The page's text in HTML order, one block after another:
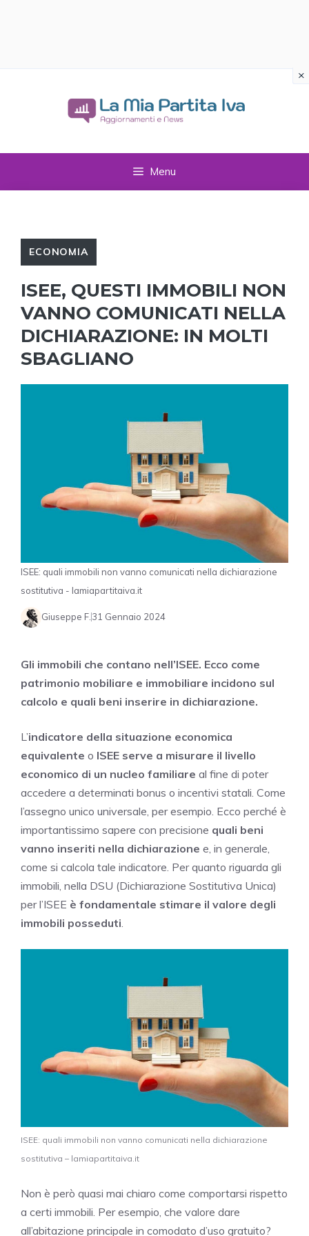
Menu
ECONOMIA
ISEE, QUESTI IMMOBILI NON
VANNO COMUNICATI NELLA
DICHIARAZIONE: IN MOLTI
SBAGLIANO
ISEE: quali immobili non vanno comunicati nella dichiarazione
sostitutiva - lamiapartitaiva.it
Giuseppe F. 31 Gennaio 2024
Gli immobili che contano nell’ISEE. Ecco come
patrimonio mobiliare e immobiliare incidono sul
calcolo e quali beni inserire in dichiarazione.
L’indicatore della situazione economica
equivalente o ISEE serve a misurare il livello
economico di un nucleo familiare al fine di poter
accedere a determinati bonus o incentivi statali. Come
l’assegno unico universale, per esempio. Ecco perché è
importantissimo sapere con precisione quali beni
vanno inseriti nella dichiarazione e, in generale,
come si calcola tale indicatore. Per quanto riguarda gli
immobili, nella DSU (Dichiarazione Sostitutiva Unica)
per l’ISEE è fondamentale stimare il valore degli
immobili posseduti
ISEE: quali immobili non vanno comunicati nella dichiarazione
sostitutiva – lamiapartitaiva.it
Non è però quasi mai chiaro come comportarsi rispetto
a certi immobili. Per esempio, che valore dare
all’abitazione principale in comodato d’uso gratuito?
×